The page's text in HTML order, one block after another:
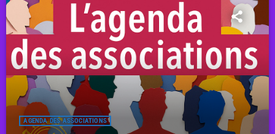
00:00:00
00:00:52- Le week-end
AGENDA DES ASSOCIATIONS